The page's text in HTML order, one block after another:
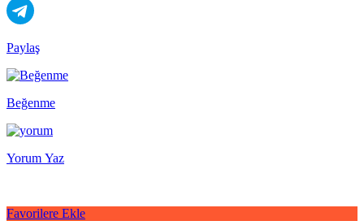
Paylaş
Beğenme
Yorum Yaz
Favorilere Ekle